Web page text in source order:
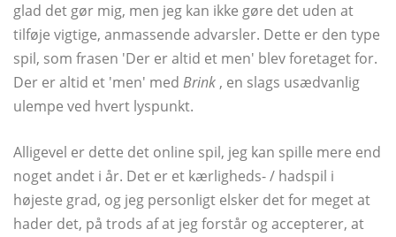
glad det gør mig, men jeg kan ikke gøre det uden at
tilføje vigtige, anmassende advarsler. Dette er den type
spil, som frasen 'Der er altid et men' blev foretaget for.
Der er altid et 'men' med Brink , en slags usædvanlig
ulempe ved hvert lyspunkt.
Alligevel er dette det online spil, jeg kan spille mere end
noget andet i år. Det er et kærligheds- / hadspil i
højeste grad, og jeg personligt elsker det for meget at
hader det, på trods af at jeg forstår og accepterer, at